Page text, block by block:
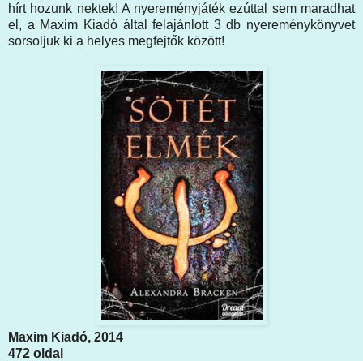
hírt hozunk nektek! A nyereményjáték ezúttal sem maradhat
el, a Maxim Kiadó által felajánlott 3 db nyereménykönyvet
sorsoljuk ki a helyes megfejtők között!
Maxim Kiadó, 2014
472 oldal